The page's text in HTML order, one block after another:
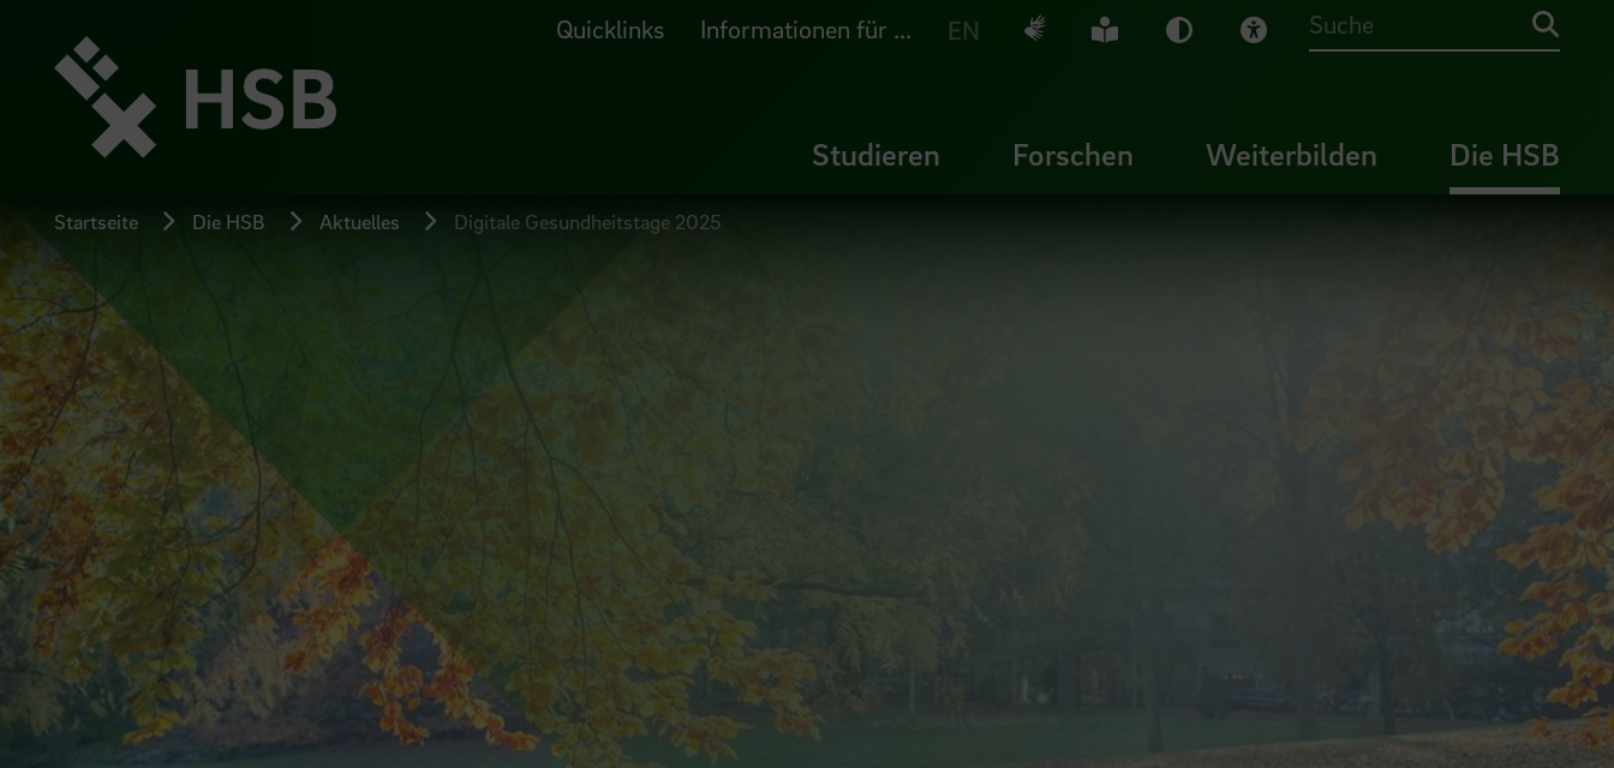
Seiteninhalt
springen
Quicklinks Informationen für ... EN Deutsche Gebärdensprache
Leichte Sprache
Dunkel-Modus
Visuelle Hilfe
Suche
Studieren Forschen Weiterbilden Die HSB
Startseite Die HSB Aktuelles Digitale Gesundheitstage 2025